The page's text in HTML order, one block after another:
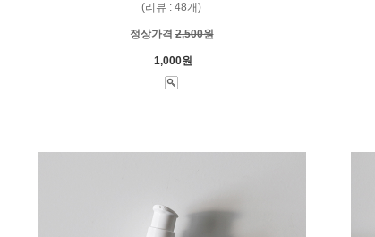
(리뷰 : 48개)
정상가격2,500원
1,000원